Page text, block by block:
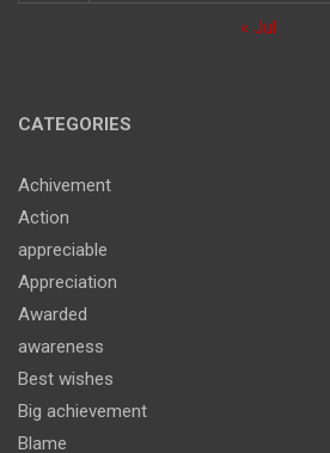
« Jul
CATEGORIES
Achivement
Action
appreciable
Appreciation
Awarded
awareness
Best wishes
Big achievement
Blame